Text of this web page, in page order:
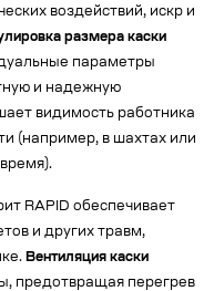
воздействий, искр и
размера каски
параметры
и надежную
видимость работника
(например, в шахтах или
RAPID обеспечивает
и других травм,
Вентиляция каски
предотвращая перегрев